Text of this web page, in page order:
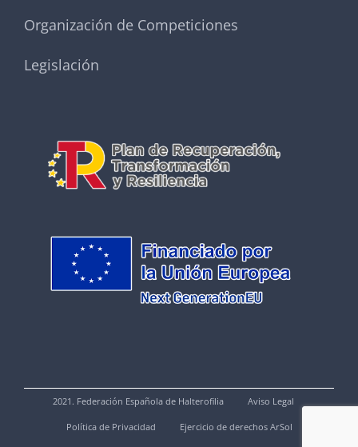
Organización de Competiciones
Legislación
2021. Federación Española de Halterofilia Aviso Legal
Política de Privacidad Ejercicio de derechos ArSol